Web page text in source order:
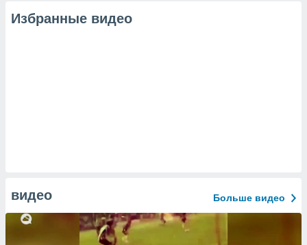
Избранные видео
видео Больше видео